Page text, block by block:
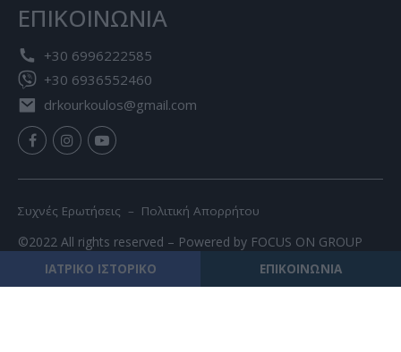
ΕΠΙΚΟΙΝΩΝΙΑ
+30 6996222585
+30 6936552460
drkourkoulos@gmail.com
Συχνές Ερωτήσεις – Πολιτική Απορρήτου
©2022 All rights reserved – Powered by FOCUS ON GROUP
ΙΑΤΡΙΚΟ ΙΣΤΟΡΙΚΟ ΕΠΙΚΟΙΝΩΝΙΑ